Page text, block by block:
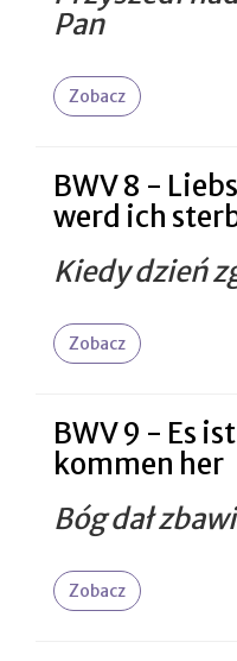
Pan
Zobacz
BWV 8 -
werd ich
Kiedy dzień
Zobacz
BWV 9 - Es
kommen her
Bóg dał
Zobacz